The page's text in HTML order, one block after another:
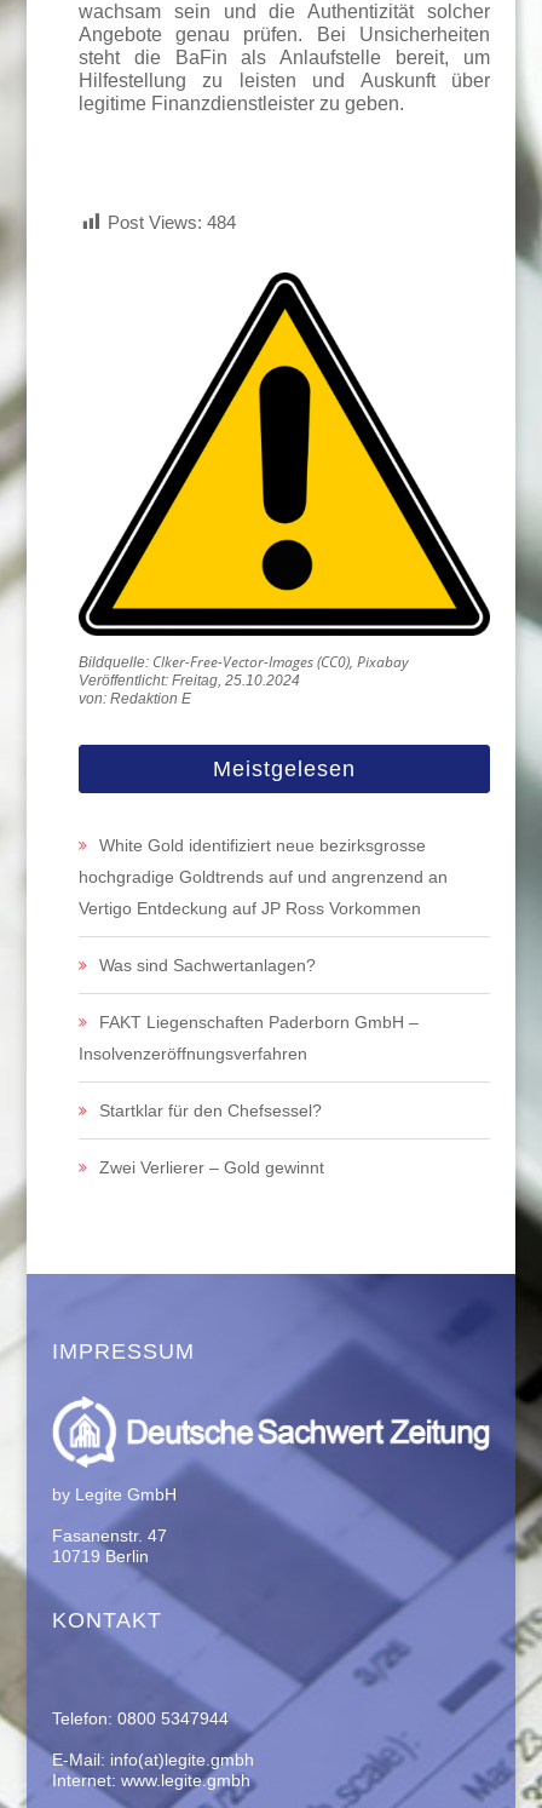
wachsam sein und die Authentizität solcher
Angebote genau prüfen. Bei Unsicherheiten
steht die BaFin als Anlaufstelle bereit, um
Hilfestellung zu leisten und Auskunft über
legitime Finanzdienstleister zu geben.
Post Views: 484
Clker-Free-Vector-Images (CC0), Pixabay
Veröffentlicht: Freitag, 25.10.2024
von: Redaktion E
Meistgelesen
White Gold identifiziert neue bezirksgrosse
hochgradige Goldtrends auf und angrenzend an
Vertigo Entdeckung auf JP Ross Vorkommen
Was sind Sachwertanlagen?
FAKT Liegenschaften Paderborn GmbH –
Insolvenzeröffnungsverfahren
Startklar für den Chefsessel?
Zwei Verlierer – Gold gewinnt
IMPRESSUM
by Legite GmbH
Fasanenstr. 47
10719 Berlin
KONTAKT
Telefon: 0800 5347944
E-Mail: info(at)legite.gmbh
Internet: www.legite.gmbh